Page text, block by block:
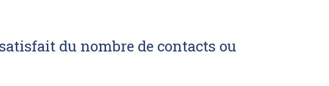
du nombre de contacts ou